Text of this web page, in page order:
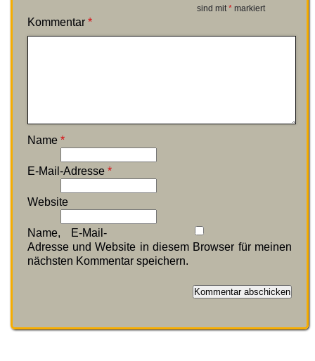
sind mit* markiert
Kommentar *
Name *
E-Mail-Adresse *
Website
Name, E-Mail-
Adresse und Website in diesem Browser für meinen
nächsten Kommentar speichern.